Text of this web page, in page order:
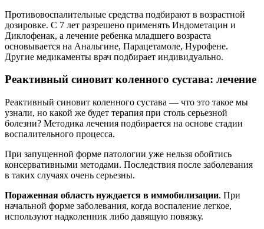
Противовоспалительные средства подбирают в возрастной
дозировке. С 7 лет разрешено применять Индометацин и
Диклофенак, а лечение ребенка младшего возраста
основывается на Анальгине, Парацетамоле, Нурофене.
Другие медикаменты врач подбирает индивидуально.
Реактивный синовит коленного сустава: лечение
Реактивный синовит коленного сустава — что это такое мы
узнали, но какой же будет терапия при столь серьезной
болезни? Методика лечения подбирается на основе стадии
воспалительного процесса.
При запущенной форме патологии уже нельзя обойтись
консервативными методами. Последствия после заболевания
в таких случаях очень серьезны.
Пораженная область нуждается в иммобилизации. При
начальной форме заболевания, когда воспаление легкое,
используют надколенник либо давящую повязку.